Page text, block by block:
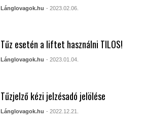
Lánglovagok.hu - 2023.02.06.
Tűz esetén a liftet használni TILOS!
Lánglovagok.hu - 2023.01.04.
Tűzjelző kézi jelzésadó jelölése
Lánglovagok.hu - 2022.12.21.